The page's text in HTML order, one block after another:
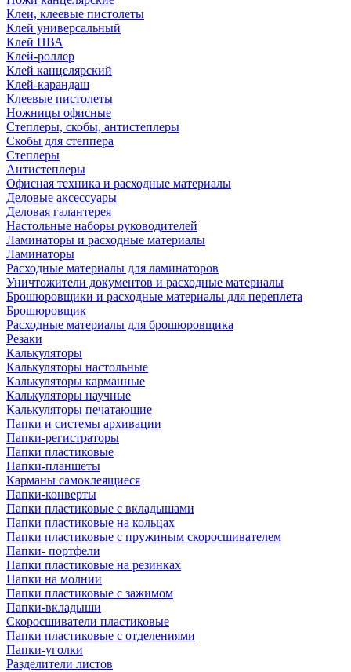
Клеи, клеевые пистолеты
Клей универсальный
Клей ПВА
Клей-роллер
Клей канцелярский
Клей-карандаш
Клеевые пистолеты
Ножницы офисные
Степлеры, скобы, антистеплеры
Скобы для степпера
Степлеры
Антистеплеры
Офисная техника и расходные материалы
Деловые аксессуары
Деловая галантерея
Настольные наборы руководителей
Ламинаторы и расходные материалы
Ламинаторы
Расходные материалы для ламинаторов
Уничтожители документов и расходные материалы
Брошюровщики и расходные материалы для переплета
Брошюровщик
Расходные материалы для брошюровщика
Резаки
Калькуляторы
Калькуляторы настольные
Калькуляторы карманные
Калькуляторы научные
Калькуляторы печатающие
Папки и системы архивации
Папки-регистраторы
Папки пластиковые
Папки-планшеты
Карманы самоклеящиеся
Папки-конверты
Папки пластиковые с вкладышами
Папки пластиковые на кольцах
Папки пластиковые с пружиным скоросшивателем
Папки- портфели
Папки пластиковые на резинках
Папки на молнии
Папки пластиковые с зажимом
Папки-вкладыши
Скоросшиватели пластиковые
Папки пластиковые с отделениями
Папки-уголки
Разделители листов